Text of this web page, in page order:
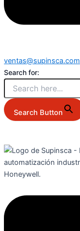
ventas@supinsca.com
Search for:
Search Button